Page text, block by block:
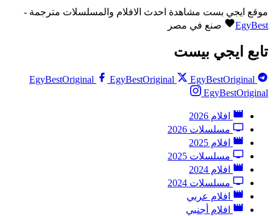
موقع ايجي بست مشاهدة احدث الافلام والمسلسلات مترجمة -
EgyBest
صنع في مصر
تابع ايجي بيست
EgyBestOriginal EgyBestOriginal
EgyBestOriginal
EgyBestOriginal
افلام 2026
مسلسلات 2026
افلام 2025
مسلسلات 2025
افلام 2024
مسلسلات 2024
افلام عربي
افلام أجنبي